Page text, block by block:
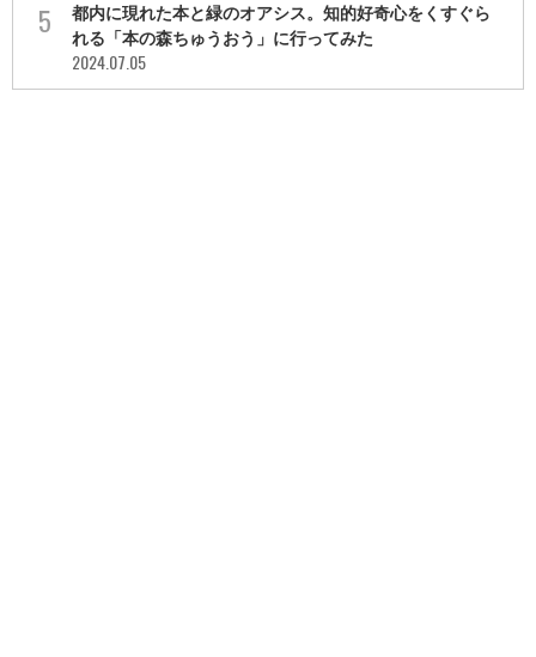
都内に現れた本と緑のオアシス。知的好奇心をくすぐら
れる「本の森ちゅうおう」に行ってみた
2024.07.05